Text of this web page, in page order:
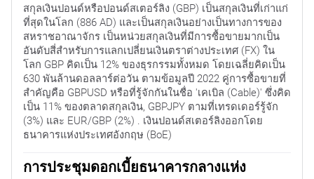
สกุลเงินปอนด์หรือปอนด์สเตอร์ลิง (GBP) เป็นสกุลเงินที่เก่าแก่
ที่สุดในโลก (886 AD) และเป็นสกุลเงินอย่างเป็นทางการของ
สหราชอาณาจักร เป็นหน่วยสกุลเงินที่มีการซื้อขายมากเป็น
อันดับสี่สำหรับการแลกเปลี่ยนเงินตราต่างประเทศ (FX) ใน
โลก GBP คิดเป็น 12% ของธุรกรรมทั้งหมด โดยเฉลี่ยคิดเป็น
630 พันล้านดอลลาร์ต่อวัน ตามข้อมูลปี 2022 คู่การซื้อขายที่
สำคัญคือ GBPUSD หรือที่รู้จักกันในชื่อ 'เคเบิล (Cable)' ซึ่งคิด
เป็น 11% ของตลาดสกุลเงิน, GBPJPY ตามที่เทรดเดอร์รู้จัก
(3%) และ EUR/GBP (2%) . เงินปอนด์สเตอร์ลิงออกโดย
ธนาคารแห่งประเทศอังกฤษ (BoE)
การประชุมดอกเบี้ยธนาคารกลางแห่ง